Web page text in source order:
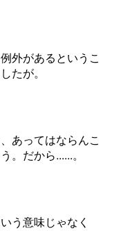
外があるというこ
たが。
あってはならんこ
。だから......。
う意味じゃなく